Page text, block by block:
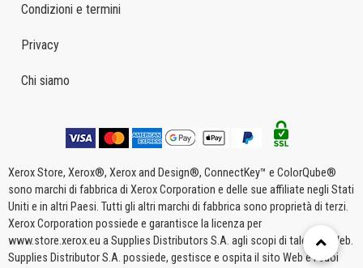
Condizioni e termini
Privacy
Chi siamo
Xerox Store, Xerox®, Xerox and Design®, ConnectKey™ e ColorQube®
sono marchi di fabbrica di Xerox Corporation e delle sue affiliate negli Stati
Uniti e in altri Paesi. Tutti gli altri marchi di fabbrica sono proprietà di terzi.
Xerox Corporation possiede e garantisce la licenza per
www.store.xerox.eu a Supplies Distributors S.A. agli scopi di tale sito Web.
Supplies Distributor S.A. possiede, gestisce e ospita il sito Web e i suoi